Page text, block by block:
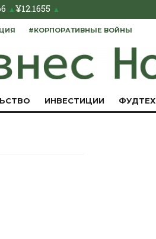
▲¥12.1655 ▲
#КОРПОРАТИВНЫЕ ВОЙНЫ
ИНВЕСТИЦИИ ФУДТЕХ